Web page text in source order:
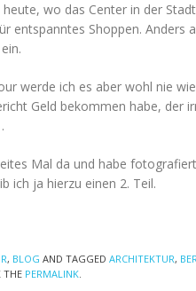
wo das Center in der
entspanntes Shoppen. Anders
werde ich es aber wohl nie
Geld bekommen habe, der
.
Mal da und habe
ich ja hierzu einen 2. Teil.
, BLOG AND TAGGED ARCHITEKTUR,
THE PERMALINK.